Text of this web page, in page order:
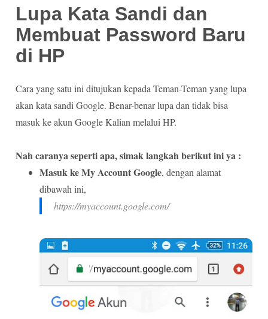
Lupa Kata Sandi dan
Membuat Password Baru
di HP
Cara yang satu ini ditujukan kepada Teman-Teman yang lupa
akan kata sandi Google. Benar-benar lupa dan tidak bisa
masuk ke akun Google Kalian melalui HP.
Nah caranya seperti apa, simak langkah berikut ini ya :
Masuk ke My Account Google, dengan alamat
dibawah ini,
https://myaccount.google.com/